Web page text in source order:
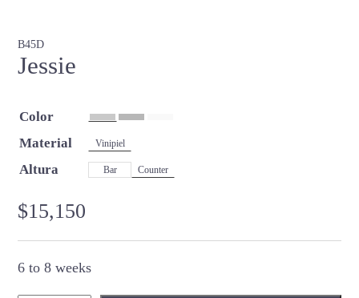
B45D
Jessie
Color
Material
Vinipiel
Altura Bar Counter
$15,150
6 to 8 weeks